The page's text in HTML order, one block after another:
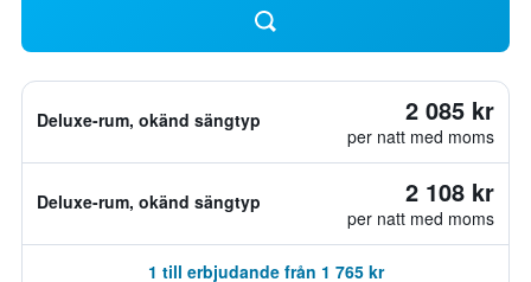
Deluxe-rum, okänd sängtyp 2 085 kr
per natt med moms
Deluxe-rum, okänd sängtyp 2 108 kr
per natt med moms
1 till erbjudande från 1 765 kr